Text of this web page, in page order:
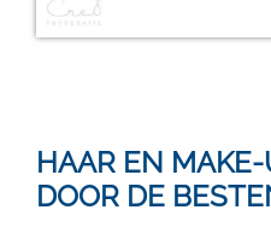
HAAR EN MAKE-
DOOR DE